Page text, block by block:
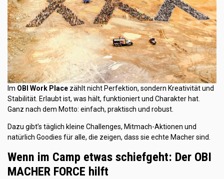
Im OBI Work Place zählt nicht Perfektion, sondern Kreativität und
Stabilität. Erlaubt ist, was hält, funktioniert und Charakter hat.
Ganz nach dem Motto: einfach, praktisch und robust.
Dazu gibt’s täglich kleine Challenges, Mitmach-Aktionen und
natürlich Goodies für alle, die zeigen, dass sie echte Macher sind.
Wenn im Camp etwas schiefgeht: Der OBI
MACHER FORCE hilft